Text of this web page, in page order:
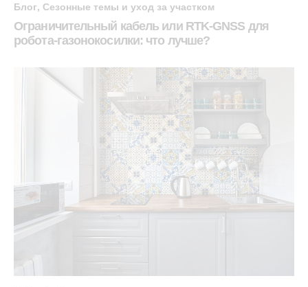
Блог, Сезонные темы и уход за участком
Ограничительный кабель или RTK-GNSS для
робота-газонокосилки: что лучше?